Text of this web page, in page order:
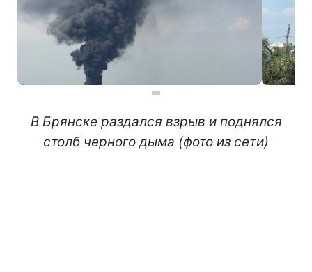
В Брянске раздался взрыв и поднялся
столб черного дыма (фото из сети)